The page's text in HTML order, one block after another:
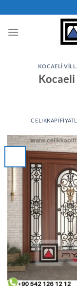
atla
KOCAELI
Kocaeli